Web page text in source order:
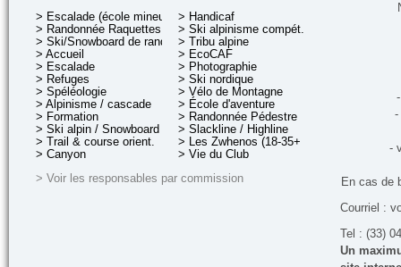
> Escalade (école mineurs)
> Randonnée Raquettes
> Ski/Snowboard de rando.
> Accueil
> Escalade
> Refuges
> Spéléologie
> Alpinisme / cascade
> Formation
> Ski alpin / Snowboard
> Trail & course orient.
> Canyon
> Handicaf
> Ski alpinisme compét.
> Tribu alpine
> EcoCAF
> Photographie
> Ski nordique
> Vélo de Montagne
> École d'aventure
> Randonnée Pédestre
> Slackline / Highline
> Les Zwhenos (18-35+ ans)
> Vie du Club
> Voir les responsables par commission
-
-
En cas de
Courriel :
Tel : (33)
Un